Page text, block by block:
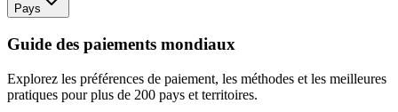
Pays
Guide des paiements mondiaux
Explorez les préférences de paiement, les méthodes et les meilleures
pratiques pour plus de 200 pays et territoires.